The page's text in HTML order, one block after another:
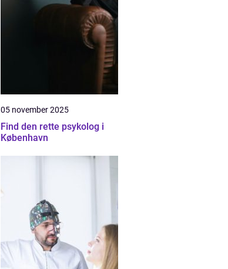
05 november 2025
Find den rette psykolog i
København